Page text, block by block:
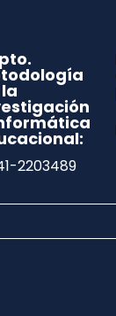
2203489